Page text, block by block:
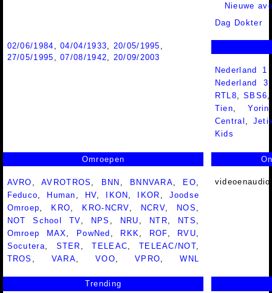
Nieuwe
Dag Dokter
02/06/1984 ,04/04/1933, 20/05/1995 ,
27/05/1995 ,07/08/1942, 20/09/2003
Nederland
Nederland
RTL8,SBS6
Tien,Yorin
Central ,
Kids
Omroepen
AVRO ,AVROTROS , BNN , BNNVARA, EO,
Feduco, Human , HV, IKON , IKOR , Joodse
Omroep, KRO, KRO-NCRV, NCRV, NOS ,
NOT School TV, NPS , NRU , NTR, NTS ,
Omroep MAX, PowNed , RKK, ROF, RVU,
Socutera, STER ,TELEAC, TELEAC/NOT,
TROS , VARA,VOO,VPRO,WNL
Trending